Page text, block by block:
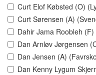
Curt Elof Købsted (O)
Curt Sørensen (A)
Dahir Jama Roobleh
Dan Arnløv Jørgensen
Dan Jensen (A)
Dan Kenny Lygum